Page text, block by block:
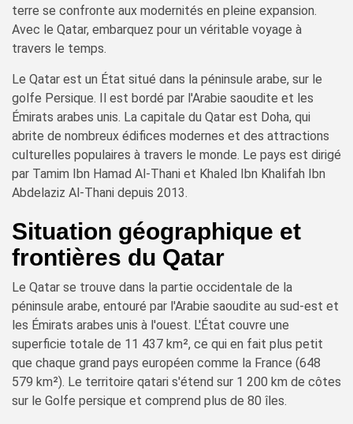
terre se confronte aux modernités en pleine expansion.
Avec le Qatar, embarquez pour un véritable voyage à
travers le temps.
Le Qatar est un État situé dans la péninsule arabe, sur le
golfe Persique. Il est bordé par l'Arabie saoudite et les
Émirats arabes unis. La capitale du Qatar est Doha, qui
abrite de nombreux édifices modernes et des attractions
culturelles populaires à travers le monde. Le pays est dirigé
par Tamim Ibn Hamad Al-Thani et Khaled Ibn Khalifah Ibn
Abdelaziz Al-Thani depuis 2013.
Situation géographique et
frontières du Qatar
Le Qatar se trouve dans la partie occidentale de la
péninsule arabe, entouré par l'Arabie saoudite au sud-est et
les Émirats arabes unis à l'ouest. L'État couvre une
superficie totale de 11 437 km², ce qui en fait plus petit
que chaque grand pays européen comme la France (648
579 km²). Le territoire qatari s'étend sur 1 200 km de côtes
sur le Golfe persique et comprend plus de 80 îles.